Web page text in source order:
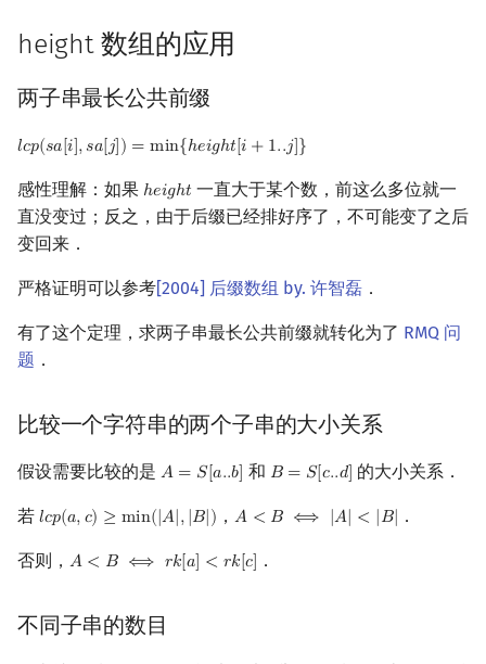
height 数组的应用
两子串最长公共前缀
𝑙𝑐𝑝(𝑠𝑎[𝑖],𝑠𝑎[𝑗]) = min{ℎ𝑒𝑖𝑔ℎ𝑡[𝑖 + 1..𝑗]}
lcp(sa [i ], sa [j] )=min{he ight[i+ 1. .j]
感性理解：如果 ℎ𝑒𝑖𝑔ℎ𝑡
height 一直大于某个数，前这么多位就一
直没变过；反之，由于后缀已经排好序了，不可能变了之后
变回来．
严格证明可以参考[2004] 后缀数组 by. 许智磊 ．
有了这个定理，求两子串最长公共前缀就转化为了 RMQ 问
题 ．
比较一个字符串的两个子串的大小关系
假设需要比较的是 𝐴 = 𝑆[𝑎..𝑏]
A= S[ a. b] 和 𝐵 = 𝑆[𝑐..𝑑]
B=S[ c. d] 的大小关系．
若 𝑙𝑐𝑝(𝑎,𝑐) ≥ min(|𝐴|,|𝐵|)
lcp(a, c) ≥min(|A |,| B ) ， 𝐴 < 𝐵 ⟺ |𝐴| < |𝐵|
A< B⟺|A|< B| ．
否则， 𝐴 < 𝐵 ⟺ 𝑟𝑘[𝑎] < 𝑟𝑘[𝑐]
A< B ⟺ rk[a <rk[c ] ．
不同子串的数目